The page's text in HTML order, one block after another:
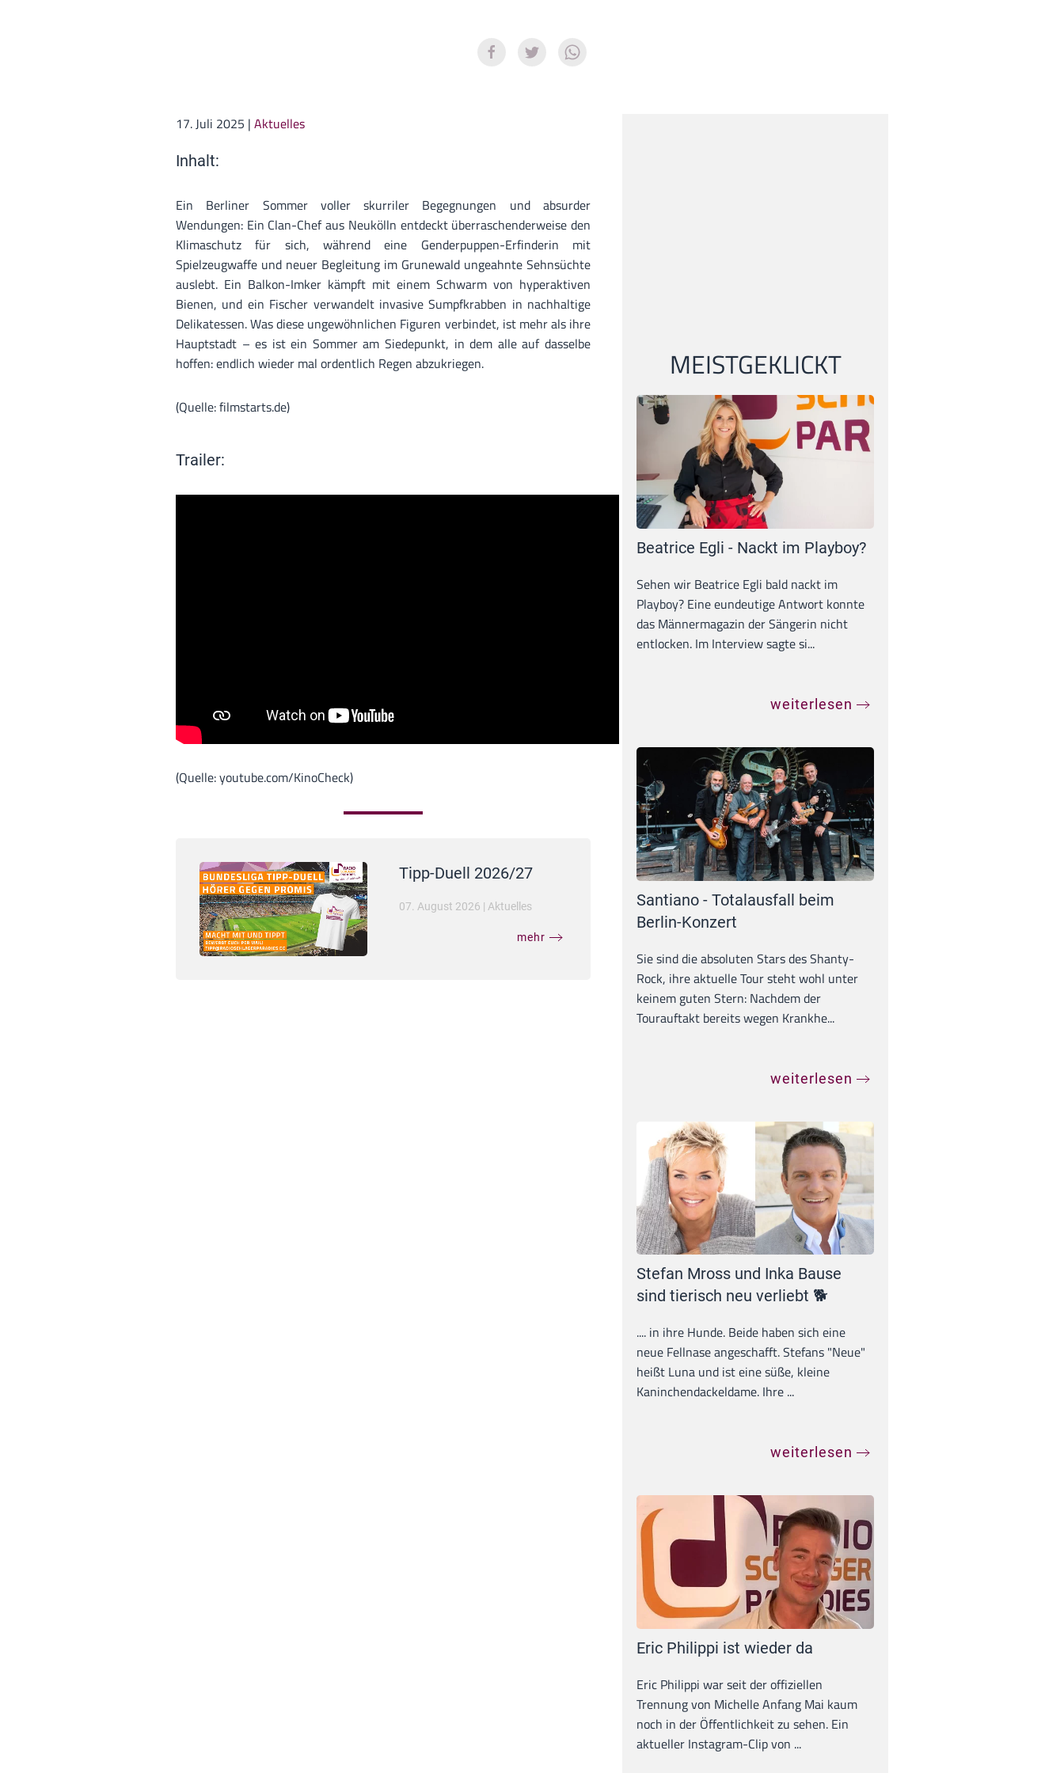
17. Juli 2025 | Aktuelles
Inhalt:
Ein Berliner Sommer voller skurriler Begegnungen und absurder
Wendungen: Ein Clan-Chef aus Neukölln entdeckt überraschenderweise den
Klimaschutz für sich, während eine Genderpuppen-Erfinderin mit
Spielzeugwaffe und neuer Begleitung im Grunewald ungeahnte Sehnsüchte
auslebt. Ein Balkon-Imker kämpft mit einem Schwarm von hyperaktiven
Bienen, und ein Fischer verwandelt invasive Sumpfkrabben in nachhaltige
Delikatessen. Was diese ungewöhnlichen Figuren verbindet, ist mehr als ihre
Hauptstadt – es ist ein Sommer am Siedepunkt, in dem alle auf dasselbe
hoffen: endlich wieder mal ordentlich Regen abzukriegen.
(Quelle: filmstarts.de)
Trailer:
(Quelle: youtube.com/KinoCheck)
Tipp-Duell 2026/27
07. August 2026 | Aktuelles
mehr
MEISTGEKLICKT
Beatrice Egli - Nackt im Playboy?
Sehen wir Beatrice Egli bald nackt im
Playboy? Eine eundeutige Antwort konnte
das Männermagazin der Sängerin nicht
entlocken. Im Interview sagte si...
weiterlesen
Santiano - Totalausfall beim
Berlin-Konzert
Sie sind die absoluten Stars des Shanty-
Rock, ihre aktuelle Tour steht wohl unter
keinem guten Stern: Nachdem der
Tourauftakt bereits wegen Krankhe...
weiterlesen
Stefan Mross und Inka Bause
sind tierisch neu verliebt 🐕
.... in ihre Hunde. Beide haben sich eine
neue Fellnase angeschafft. Stefans "Neue"
heißt Luna und ist eine süße, kleine
Kaninchendackeldame. Ihre ...
weiterlesen
Eric Philippi ist wieder da
Eric Philippi war seit der offiziellen
Trennung von Michelle Anfang Mai kaum
noch in der Öffentlichkeit zu sehen. Ein
aktueller Instagram-Clip von ...